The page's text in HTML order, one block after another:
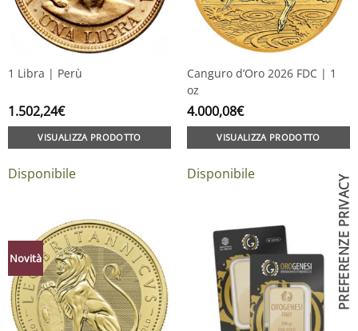
1 Libra | Perù
1.502,24€
VISUALIZZA PRODOTTO
Disponibile
Canguro d’Oro 2026 FDC | 1
oz
4.000,08€
VISUALIZZA PRODOTTO
Disponibile
Novità